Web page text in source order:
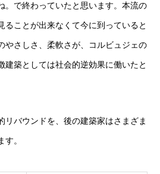
。で終わっていたと思います。本流の
ることが出来なくて今に到っていると
やさしさ、柔軟さが、コルビュジェの
建築としては社会的逆効果に働いたと
リバウンドを、後の建築家はさまざま
。